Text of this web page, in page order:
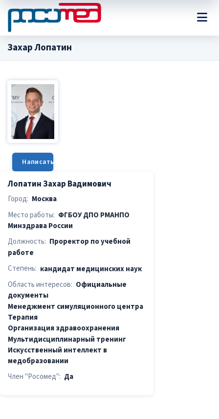
Захар Лопатин
Написать сообщение
Лопатин Захар Вадимович
Город: Москва
Место работы: ФГБОУ ДПО РМАНПО
Минздрава России
Должность: Проректор по учебной
работе
Степень: кандидат медицинских наук
Область интересов: Официальные
документы
Менеджмент симуляционного центра
Терапия
Организация здравоохранения
Мультидиcциплинарный тренинг
Искусственный интеллект в
медобразовании
Член "Росомед": Да